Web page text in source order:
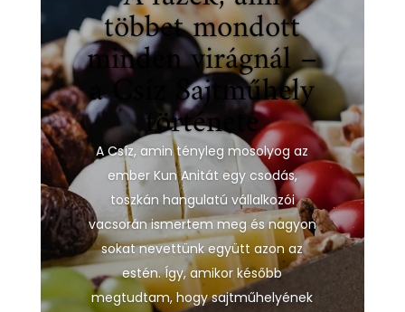
többet mondott
minden virágnál –
a Csíz Sajtműhely
története
A Csíz, amin tényleg mosolyog az
ember Kun Anitát egy csodás,
toszkán hangulatú vállalkozói
vacsorán ismertem meg és nagyon
sokat nevettünk együtt azon az
estén. Így, amikor később
megtudtam, hogy sajtműhelyének